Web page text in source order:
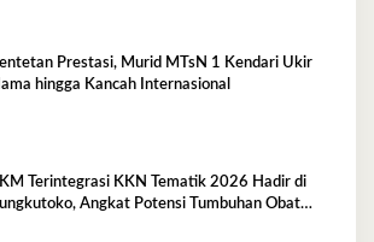
Prestasi, Murid MTsN 1 Kendari Ukir
hingga Kancah Internasional
Terintegrasi KKN Tematik 2026 Hadir di
Angkat Potensi Tumbuhan Obat